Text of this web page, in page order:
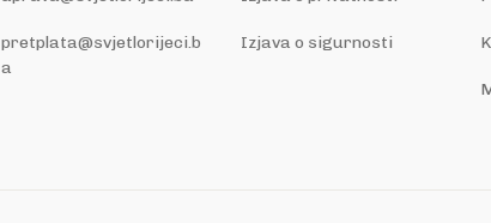
pretplata@svjetlorijeci.b
a
Izjava o sigurnosti